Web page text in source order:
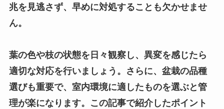
兆を見逃さず、早めに対処することも欠かせませ
ん。
葉の色や枝の状態を日々観察し、異変を感じたら
適切な対応を行いましょう。さらに、盆栽の品種
選びも重要で、室内環境に適したものを選ぶと管
理が楽になります。この記事で紹介したポイント